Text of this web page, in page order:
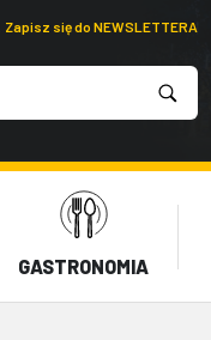
Zapisz się do NEWSLETTERA
GASTRONOMIA